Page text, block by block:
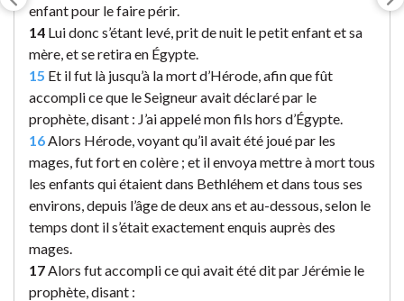
enfant pour le faire périr.
14 Lui donc s’étant levé, prit de nuit le petit enfant et sa
mère, et se retira en Égypte.
15 Et il fut là jusqu’à la mort d’Hérode, afin que fût
accompli ce que le Seigneur avait déclaré par le
prophète, disant : J’ai appelé mon fils hors d’Égypte.
16 Alors Hérode, voyant qu’il avait été joué par les
mages, fut fort en colère ; et il envoya mettre à mort tous
les enfants qui étaient dans Bethléhem et dans tous ses
environs, depuis l’âge de deux ans et au-dessous, selon le
temps dont il s’était exactement enquis auprès des
mages.
17 Alors fut accompli ce qui avait été dit par Jérémie le
prophète, disant :